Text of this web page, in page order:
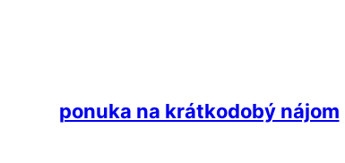
ponuka na krátkodobý nájom